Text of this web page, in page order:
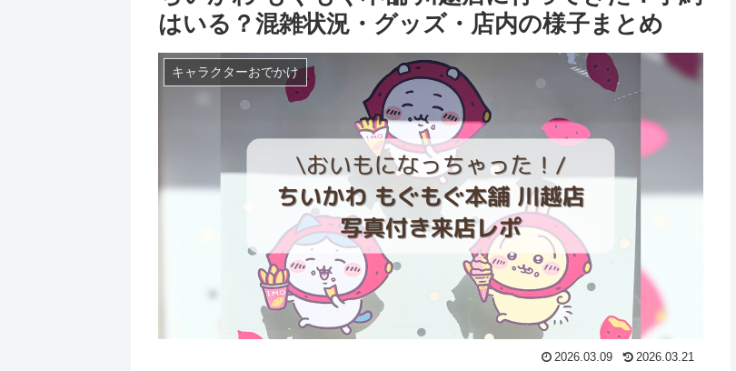
はいる？混雑状況・グッズ・店内の様子まとめ
キャラクターおでかけ
2026.03.09 2026.03.21